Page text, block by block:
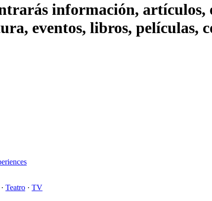
información, artículos,
eventos, libros, películas,
· Teatro · TV